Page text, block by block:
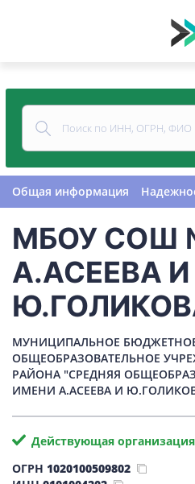
Общая информация
Финансовая отчетность
Учредитель
Связи Госзакупки
Долги
Налоги и сборы
МБОУ СОШ
А.АСЕЕВА И
МУНИЦИПАЛЬНОЕ
ОБЩЕОБРАЗОВАТЕЛЬНОЕ
РАЙОНА "СРЕДНЯЯ
ИМЕНИ А.АСЕЕВА И
Действующая организация
ОГРН 1020100509802